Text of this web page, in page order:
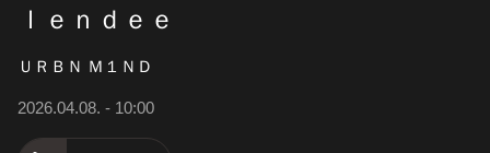
ｌｅｎｄｅｅ
ＵＲＢＮ Ｍ１ＮＤ
2026.04.08. - 10:00